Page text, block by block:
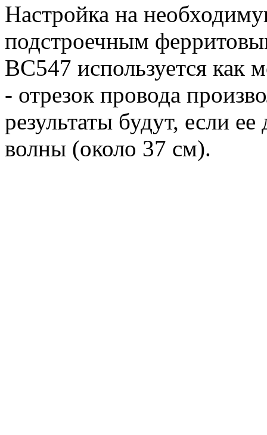
Настройка на
подстроечным
BC547 используется как
- отрезок провода
результаты будут, если
волны (около 37 см).